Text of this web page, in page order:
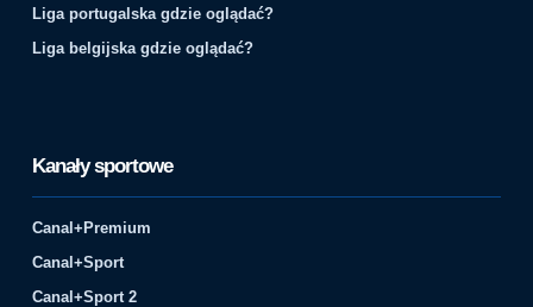
Liga portugalska gdzie oglądać?
Liga belgijska gdzie oglądać?
Kanały sportowe
Canal+Premium
Canal+Sport
Canal+Sport 2